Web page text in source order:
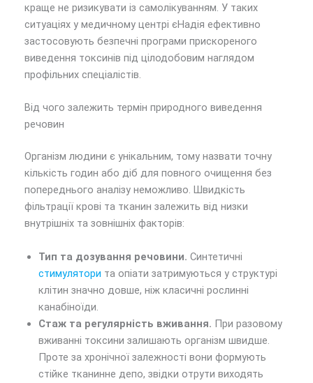
краще не ризикувати із самолікуванням. У таких
ситуаціях у медичному центрі єНадія ефективно
застосовують безпечні програми прискореного
виведення токсинів під цілодобовим наглядом
профільних спеціалістів.
Від чого залежить термін природного виведення
речовин
Організм людини є унікальним, тому назвати точну
кількість годин або діб для повного очищення без
попереднього аналізу неможливо. Швидкість
фільтрації крові та тканин залежить від низки
внутрішніх та зовнішніх факторів:
Тип та дозування речовини. Синтетичні
стимулятори та опіати затримуються у структурі
клітин значно довше, ніж класичні рослинні
канабіноїди.
Стаж та регулярність вживання. При разовому
вживанні токсини залишають організм швидше.
Проте за хронічної залежності вони формують
стійке тканинне депо, звідки отрути виходять